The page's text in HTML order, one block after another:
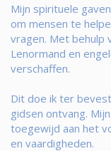
Mijn spirituele
om mensen te
vragen. Met behulp
Lenormand en
verschaffen.
Dit doe ik ter
gidsen ontvang.
toegewijd aan het
en vaardigheden.